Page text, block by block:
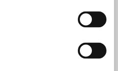
of guilt weighing her
in oblivion – otherwise
bartender with a rap
York Times and USA